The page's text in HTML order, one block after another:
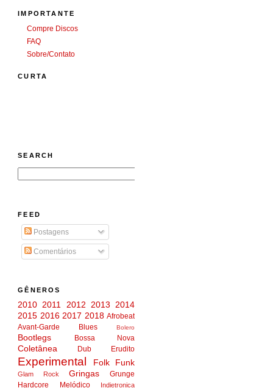
IMPORTANTE
Compre Discos
FAQ
Sobre/Contato
CURTA
SEARCH
FEED
Postagens
Comentários
GÊNEROS
2010 2011 2012 2013 2014
2015 2016 2017 2018 Afrobeat
Avant-Garde
Blues Bolero
Bootlegs Bossa Nova
Coletânea Dub Erudito
Experimental Folk Funk
Glam Rock Gringas
Grunge
Hardcore Melódico
Indietronica